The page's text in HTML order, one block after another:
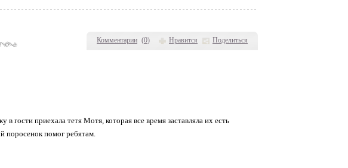
Комментарии (0) Нравится Поделиться
в гости приехала тетя Мотя, которая все время заставляла их есть
поросенок помог ребятам.